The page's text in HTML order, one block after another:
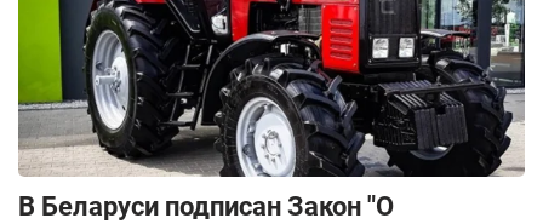
В Беларуси подписан Закон "О